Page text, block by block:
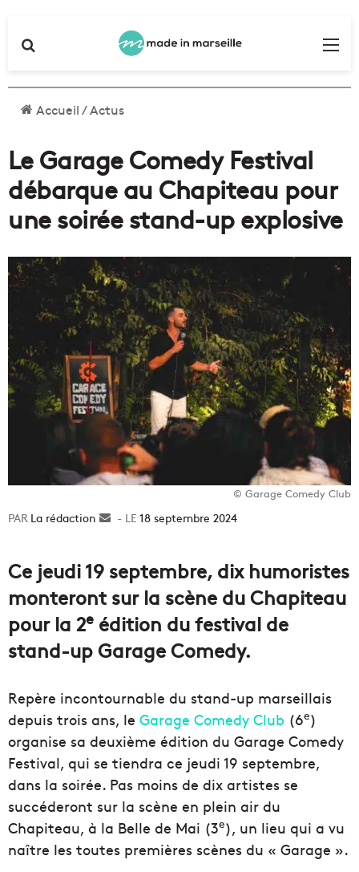
Accueil/Actus
Le Garage Comedy Festival
débarque au Chapiteau pour
une soirée stand-up explosive
© Garage Comedy Club
La rédaction
Envoyer18 septembre 2024
Ce jeudi 19 septembre, dix humoristes
monteront sur la scène du Chapiteau
pour la 2e édition du festival de
stand-up Garage Comedy.
Repère incontournable du stand-up marseillais
depuis trois ans, le Garage Comedy Club (6e)
organise sa deuxième édition du Garage Comedy
Festival, qui se tiendra ce jeudi 19 septembre,
dans la soirée. Pas moins de dix artistes se
succéderont sur la scène en plein air du
Chapiteau, à la Belle de Mai (3e), un lieu qui a vu
naître les toutes premières scènes du « Garage ».